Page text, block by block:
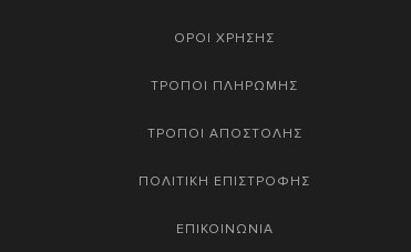
ΟΡΟΙ ΧΡΗΣΗΣ
ΤΡΟΠΟΙ ΠΛΗΡΩΜΗΣ
ΤΡΟΠΟΙ ΑΠΟΣΤΟΛΗΣ
ΠΟΛΙΤΙΚΗ ΕΠΙΣΤΡΟΦΗΣ
ΕΠΙΚΟΙΝΩΝΙΑ